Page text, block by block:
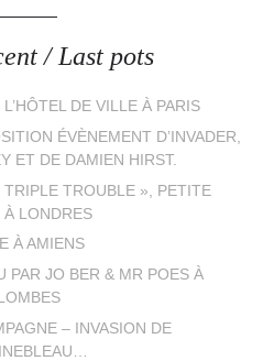
/ Last pots
DE VILLE À PARIS
ÉVÈNEMENT D’INVADER,
ET DE DAMIEN HIRST.
TRIPLE TROUBLE », PETITE
À LONDRES
À AMIENS
PAR JO BER & MR POES À
– INVASION DE